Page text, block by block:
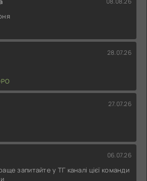
28.07.26
27.07.26
06.07.26
запитайте у ТГ каналі цієї команди